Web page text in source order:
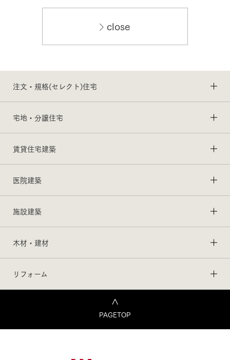
close
注文・規格(セレクト)住宅
宅地・分譲住宅
賃貸住宅建築
医院建築
施設建築
木材・建材
リフォーム
PAGETOP